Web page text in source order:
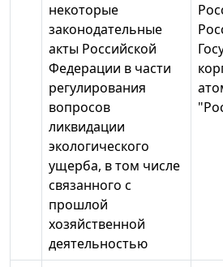
некоторые
законодательные
акты Российской
Федерации в части
регулирования
вопросов
ликвидации
экологического
ущерба, в том числе
связанного с
прошлой
хозяйственной
деятельностью